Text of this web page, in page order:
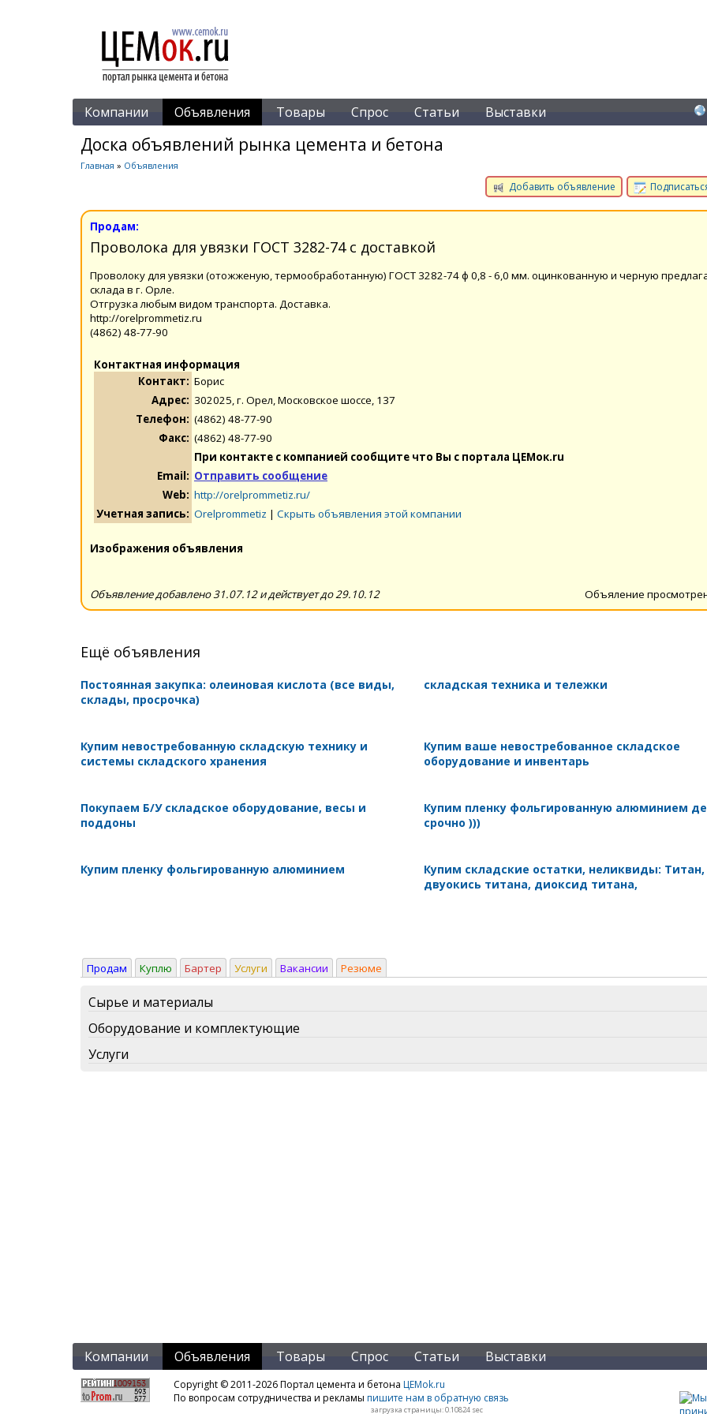
Компании Объявления Товары Спрос Статьи Выставки
Доска объявлений рынка цемента и бетона
Главная » Объявления
Добавить объявление
Продам:
Проволока для увязки ГОСТ 3282-74 с доставкой
Проволоку для увязки (отожженую, термообработанную) ГОСТ 3282-74 ф 0,8 - 6,0 мм. оцинкованную и черную
склада в г. Орле.
Отгрузка любым видом транспорта. Доставка.
http://orelprommetiz.ru
(4862) 48-77-90
Контактная информация
Контакт: Борис
Адрес: 302025, г. Орел, Московское шоссе, 137
Телефон: (4862) 48-77-90
Факс: (4862) 48-77-90
При контакте с компанией сообщите что Вы с портала ЦЕМок.ru
Email: Отправить сообщение
Web: http://orelprommetiz.ru/
Учетная запись: Orelprommetiz | Скрыть объявления этой компании
Изображения объявления
Объяление
Объявление добавлено 31.07.12 и действует до 29.10.12
Ещё объявления
Постоянная закупка: олеиновая кислота (все виды,
склады, просрочка)
складская техника и тележки
Купим невостребованную складскую технику и
системы складского хранения
Купим ваше невостребованное складское
оборудование и инвентарь
Покупаем Б/У складское оборудование, весы и
поддоны
Купим пленку фольгированную алюминием
срочно )))
Купим пленку фольгированную алюминием
Купим складские остатки, неликвиды: Титан,
двуокись титана, диоксид титана,
Продам Куплю Бартер Услуги Вакансии Резюме
Сырье и материалы
Оборудование и комплектующие
Услуги
Компании Объявления Товары Спрос Статьи Выставки
Copyright © 2011-2026 Портал цемента и бетона ЦЕМok.ru
По вопросам сотрудничества и рекламы пишите нам в обратную связь
загрузка страницы: 0.10824 sec